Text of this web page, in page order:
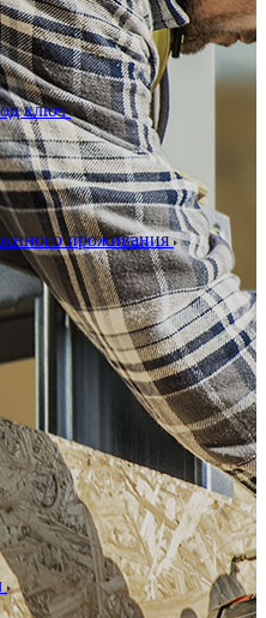
ключ
проживания